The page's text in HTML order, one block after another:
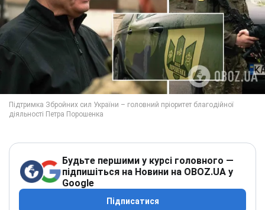
Будьте першими у курсі головного —
підпишіться на Новини на OBOZ.UA у
Google
Підписатися